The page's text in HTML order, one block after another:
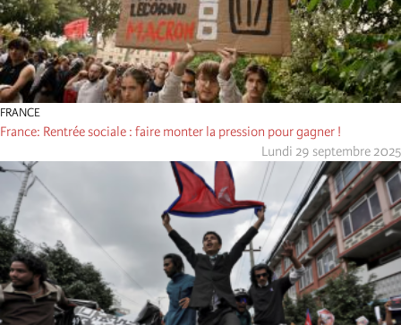
FRANCE
France: Rentrée sociale : faire monter la pression pour gagner !
Lundi 29 septembre 2025